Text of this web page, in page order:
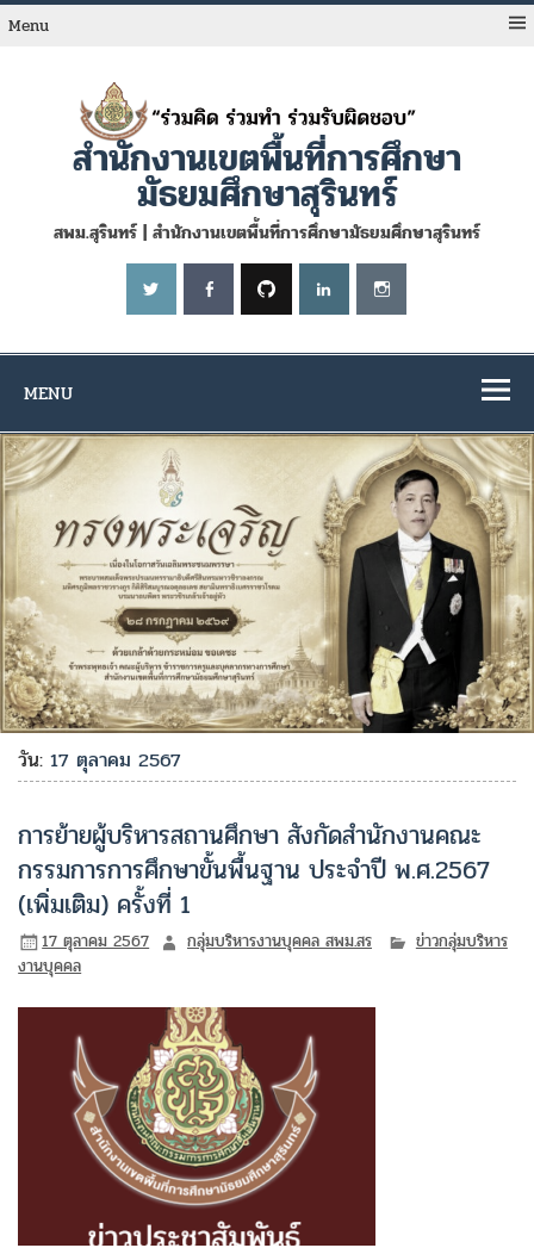
Skip
toMenu
สำนักงานเขตพื้นที่การศึกษา
มัธยมศึกษาสุรินทร์
สพม.สุรินทร์ | สำนักงานเขตพื้นที่การศึกษามัธยมศึกษาสุรินทร์
MENU
วัน:17 ตุลาคม 2567
การย้ายผู้บริหารสถานศึกษา สังกัดสำนักงานคณะ
กรรมการการศึกษาขั้นพื้นฐาน ประจำปี พ.ศ.2567
(เพิ่มเติม) ครั้งที่ 1
17 ตุลาคม 2567 กลุ่มบริหารงานบุคคล สพม.สร
ข่าวกลุ่มบริหาร
งานบุคคล